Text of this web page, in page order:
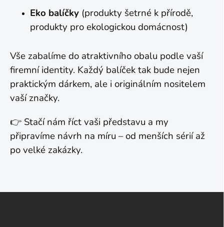
Eko balíčky (produkty šetrné k přírodě,
produkty pro ekologickou domácnost)
Vše zabalíme do atraktivního obalu podle vaší
firemní identity. Každý balíček tak bude nejen
praktickým dárkem, ale i originálním nositelem
vaší značky.
👉 Stačí nám říct vaši představu a my
připravíme návrh na míru – od menších sérií až
po velké zakázky.